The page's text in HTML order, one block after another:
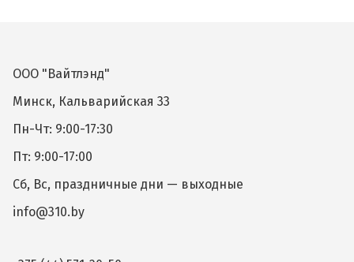
ООО "Вайтлэнд"
Минск, Кальварийская 33
Пн-Чт: 9:00-17:30
Пт: 9:00-17:00
Сб, Вс, праздничные дни — выходные
info@310.by